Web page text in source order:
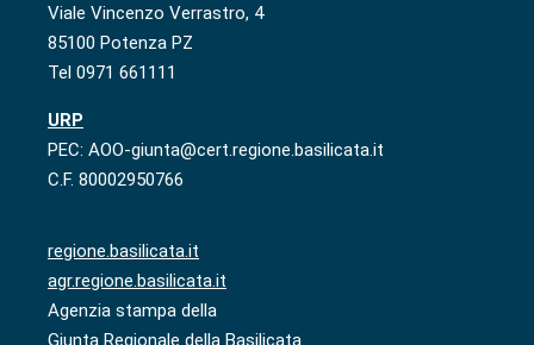
Viale Vincenzo Verrastro, 4
85100 Potenza PZ
Tel 0971 661111
URP
PEC: AOO-giunta@cert.regione.basilicata.it
C.F. 80002950766
regione.basilicata.it
agr.regione.basilicata.it
Agenzia stampa della
Giunta Regionale della Basilicata